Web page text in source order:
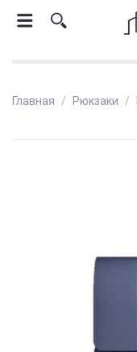
Главная Рюкзаки